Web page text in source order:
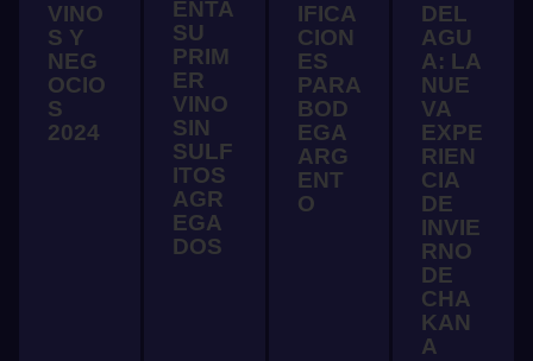
VINO
S Y
NEG
OCIO
S
2024
ENTA
SU
PRIM
ER
VINO
SIN
SULF
ITOS
AGR
EGA
DOS
IFICA
CION
ES
PARA
BOD
EGA
ARG
ENT
O
DEL
AGU
A: LA
NUE
VA
EXPE
RIEN
CIA
DE
INVIE
RNO
DE
CHA
KAN
A